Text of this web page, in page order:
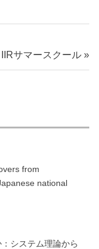
サマースクール
from
national
システム理論から